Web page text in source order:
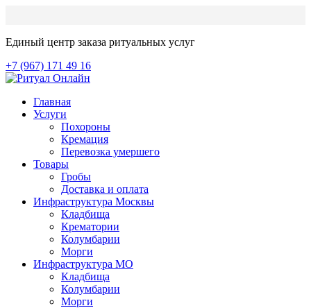
Единый центр заказа ритуальных услуг
+7 (967) 171 49 16
Главная
Услуги
Похороны
Кремация
Перевозка умершего
Товары
Гробы
Доставка и оплата
Инфраструктура Москвы
Кладбища
Крематории
Колумбарии
Морги
Инфраструктура МО
Кладбища
Колумбарии
Морги